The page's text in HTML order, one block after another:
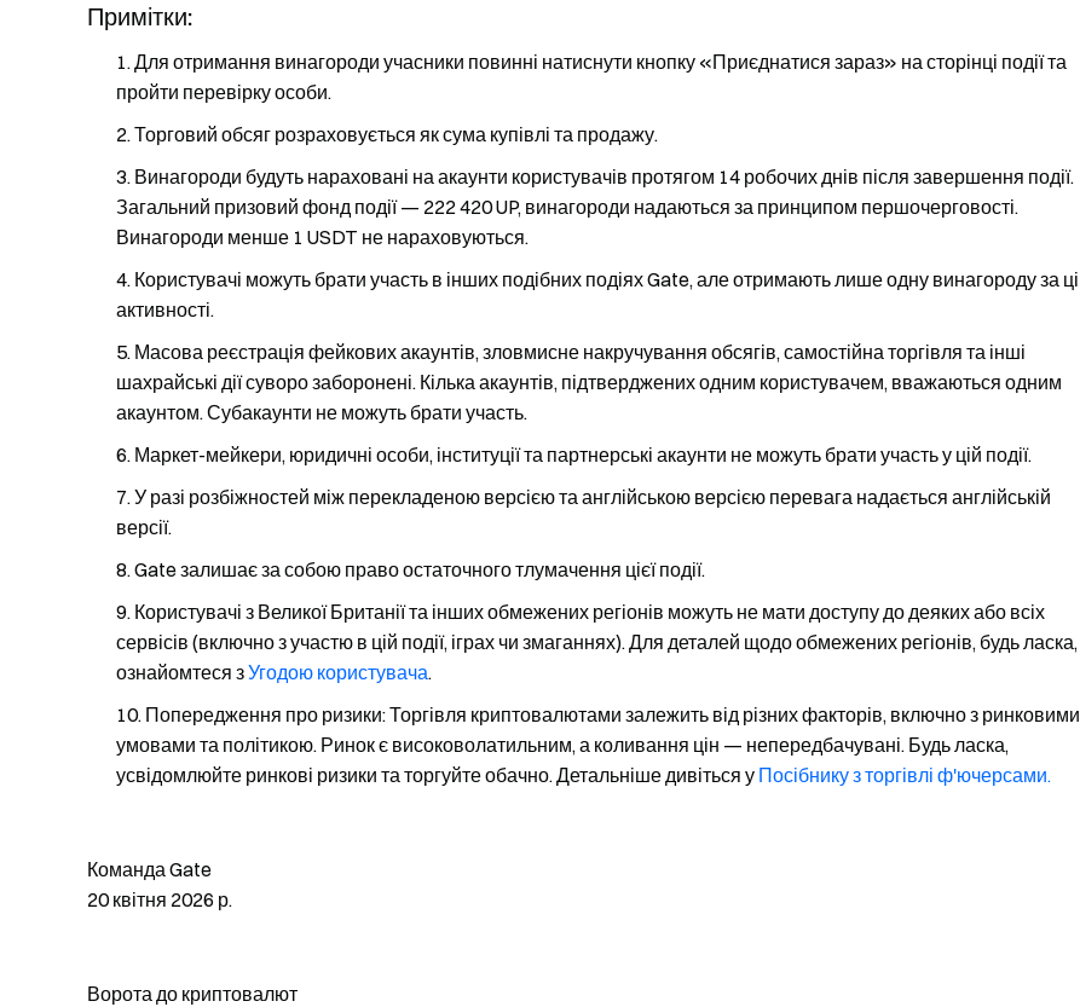
Примітки:
Для отримання винагороди учасники повинні натиснути кнопку «Приєднатися зараз» на сторінці події та
пройти перевірку особи.
Торговий обсяг розраховується як сума купівлі та продажу.
Винагороди будуть нараховані на акаунти користувачів протягом 14 робочих днів після завершення події.
Загальний призовий фонд події — 222 420 UP, винагороди надаються за принципом першочерговості.
Винагороди менше 1 USDT не нараховуються.
Користувачі можуть брати участь в інших подібних подіях Gate, але отримають лише одну винагороду за ці
активності.
Масова реєстрація фейкових акаунтів, зловмисне накручування обсягів, самостійна торгівля та інші
шахрайські дії суворо заборонені. Кілька акаунтів, підтверджених одним користувачем, вважаються одним
акаунтом. Субакаунти не можуть брати участь.
Маркет-мейкери, юридичні особи, інституції та партнерські акаунти не можуть брати участь у цій події.
У разі розбіжностей між перекладеною версією та англійською версією перевага надається англійській
версії.
Gate залишає за собою право остаточного тлумачення цієї події.
Користувачі з Великої Британії та інших обмежених регіонів можуть не мати доступу до деяких або всіх
сервісів (включно з участю в цій події, іграх чи змаганнях). Для деталей щодо обмежених регіонів, будь ласка,
ознайомтеся зУгодою користувача.
Попередження про ризики: Торгівля криптовалютами залежить від різних факторів, включно з ринковими
умовами та політикою. Ринок є високоволатильним, а коливання цін — непередбачувані. Будь ласка,
усвідомлюйте ринкові ризики та торгуйте обачно. Детальніше дивіться у Посібнику з торгівлі ф'ючерсами.
Команда Gate
20 квітня 2026 р.
Ворота до криптовалют